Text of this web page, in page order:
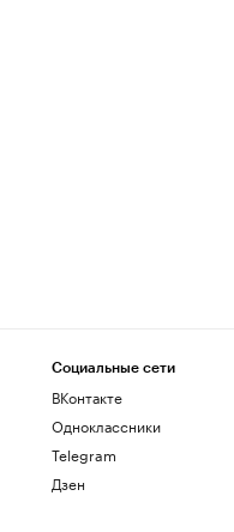
Социальные сети
ВКонтакте
Одноклассники
Telegram
Дзен